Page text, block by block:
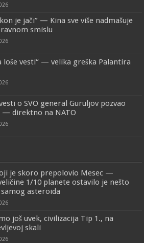
je jači” — Kina sve više nadmašuje
smislu
loše vesti“ — velika greška Palantira
o SVO general Guruljov pozvao
— direktno na NATO
je skoro prepolovio Mesec —
1/10 planete ostavilo je nešto
samog asteroida
još uvek, civilizacija Tip 1., na
skali